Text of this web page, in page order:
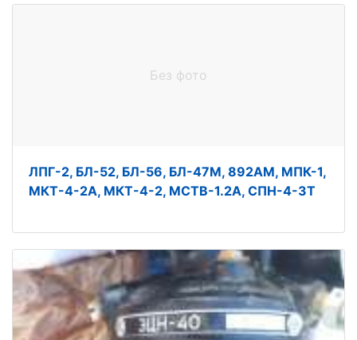
Без фото
ЛПГ-2, БЛ-52, БЛ-56, БЛ-47М, 892АМ, МПК-1,
МКТ-4-2А, МКТ-4-2, МСТВ-1.2А, СПН-4-3Т